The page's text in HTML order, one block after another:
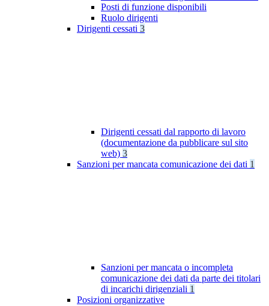
Posti di funzione disponibili
Ruolo dirigenti
Dirigenti cessati 3
Dirigenti cessati dal rapporto di lavoro
(documentazione da pubblicare sul sito
web) 3
Sanzioni per mancata comunicazione dei dati 1
Sanzioni per mancata o incompleta
comunicazione dei dati da parte dei titolari
di incarichi dirigenziali 1
Posizioni organizzative